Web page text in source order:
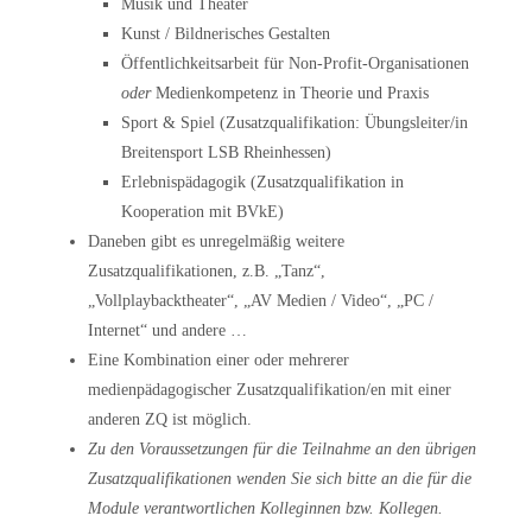
Kunst / Bildnerisches Gestalten
Öffentlichkeitsarbeit für Non-Profit-Organisationen
oderMedienkompetenz in Theorie und Praxis
Sport & Spiel (Zusatzqualifikation: Übungsleiter/in
Breitensport LSB Rheinhessen)
Erlebnispädagogik (Zusatzqualifikation in
Kooperation mit BVkE)
Daneben gibt es unregelmäßig weitere
Zusatzqualifikationen, z.B. „Tanz“,
„Vollplaybacktheater“, „AV Medien / Video“, „PC /
Internet“ und andere …
Eine Kombination einer oder mehrerer
medienpädagogischer Zusatzqualifikation/en mit einer
anderen ZQ ist möglich.
Zu den Voraussetzungen für die Teilnahme an den übrigen
Zusatzqualifikationen wenden Sie sich bitte an die für die
Module verantwortlichen Kolleginnen bzw. Kollegen.